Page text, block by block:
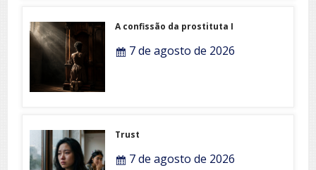
A confissão da prostituta I
7 de agosto de 2026
Trust
7 de agosto de 2026